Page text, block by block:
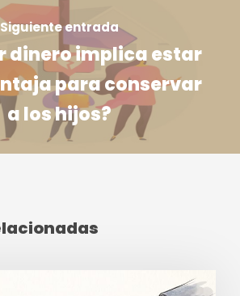
Siguiente entrada
dinero implica estar
para conservar
a los hijos?